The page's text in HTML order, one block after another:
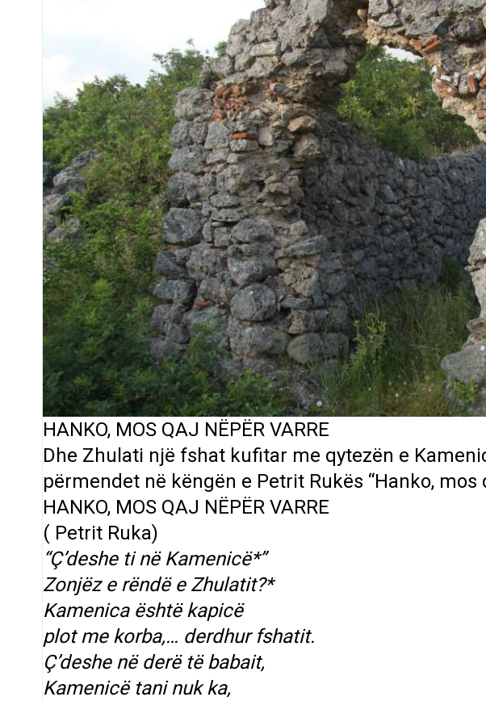
HANKO, MOS QAJ NËPËR VARRE
Dhe Zhulati një fshat kufitar me qytezën e
përmendet në këngën e Petrit Rukës “Hanko, mos
HANKO, MOS QAJ NËPËR VARRE
( Petrit Ruka)
“Ç’deshe ti në Kamenicë*”
Zonjëz e rëndë e Zhulatit?*
Kamenica është kapicë
plot me korba,… derdhur fshatit.
Ç’deshe në derë të babait,
Kamenicë tani nuk ka,